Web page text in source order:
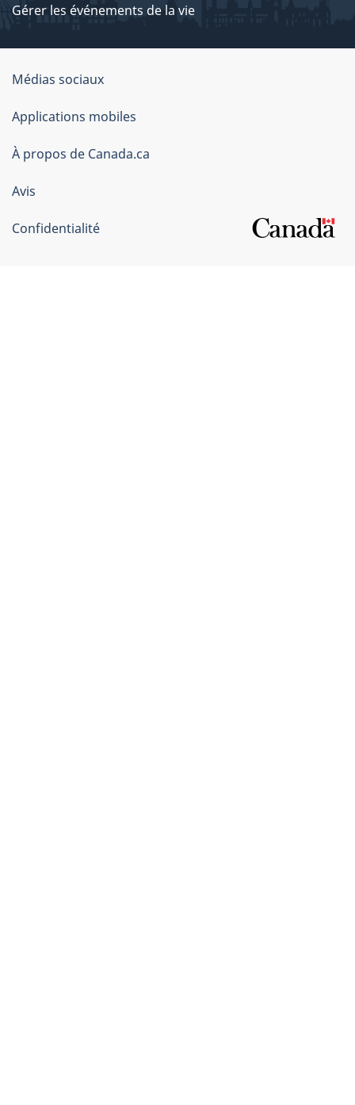
Gérer les événements de la vie
Organisation
du
gouvernement
du
Canada
Médias sociaux
Applications mobiles
À propos de Canada.ca
Avis
Confidentialité